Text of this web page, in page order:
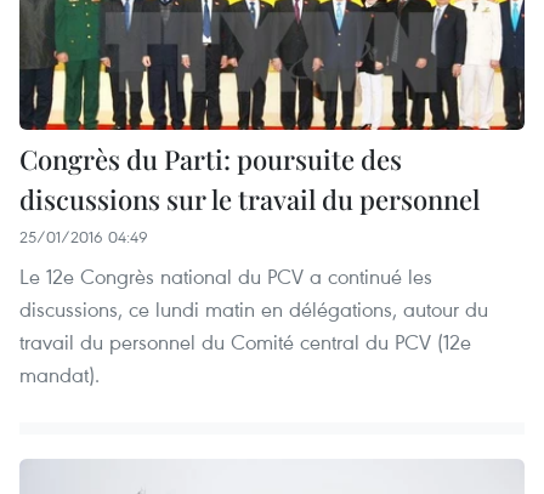
Congrès du Parti: poursuite des
discussions sur le travail du personnel
25/01/2016 04:49
Le 12e Congrès national du PCV a continué les
discussions, ce lundi matin en délégations, autour du
travail du personnel du Comité central du PCV (12e
mandat).